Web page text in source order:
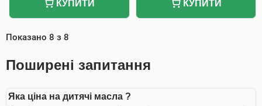
КУПИТИ КУПИТИ
Показано 8 з 8
Поширені запитання
Яка ціна на дитячі масла ?